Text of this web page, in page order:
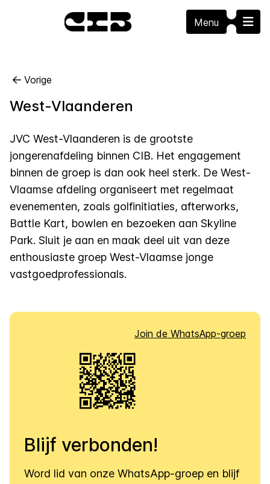
Menu
Vorige
West-Vlaanderen
JVC West-Vlaanderen is de grootste
jongerenafdeling binnen CIB. Het engagement
binnen de groep is dan ook heel sterk. De West-
Vlaamse afdeling organiseert met regelmaat
evenementen, zoals golfinitiaties, afterworks,
Battle Kart, bowlen en bezoeken aan Skyline
Park. Sluit je aan en maak deel uit van deze
enthousiaste groep West-Vlaamse jonge
vastgoedprofessionals.
Join de WhatsApp-groep
Blijf verbonden!
Word lid van onze WhatsApp-groep en blijf